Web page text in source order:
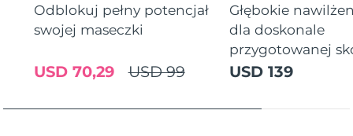
Odblokuj pełny potencjał
swojej maseczki
USD 99
USD 70,29
Głębokie
dla doskonale
przygotowanej
USD 139